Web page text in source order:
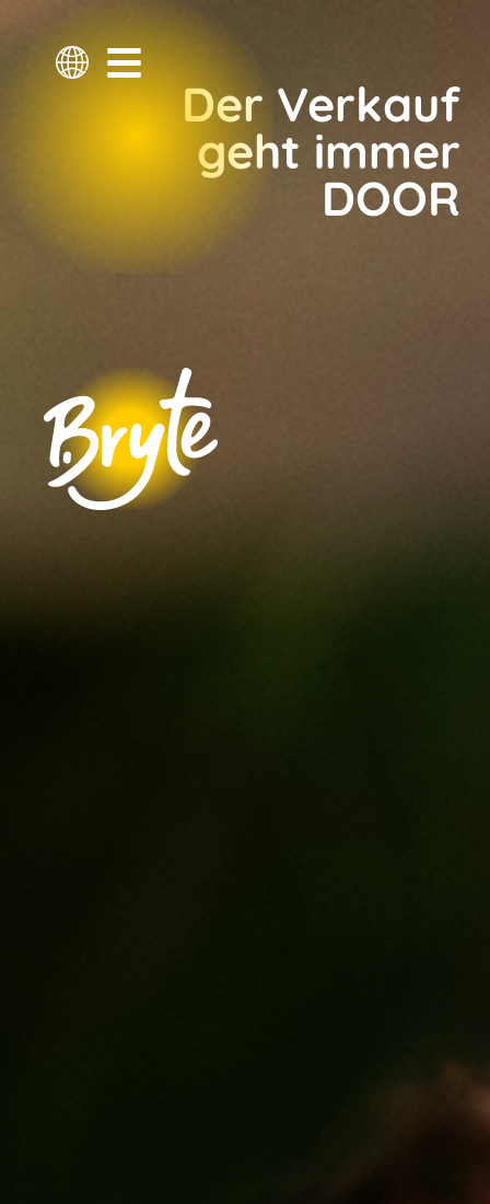
Der Verkauf
geht immer
DOOR